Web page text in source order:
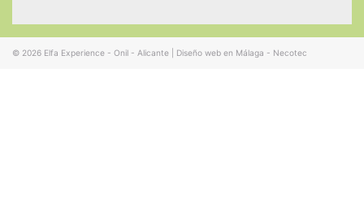
© 2026 Elfa Experience - Onil - Alicante Diseño web en Málaga - Necotec